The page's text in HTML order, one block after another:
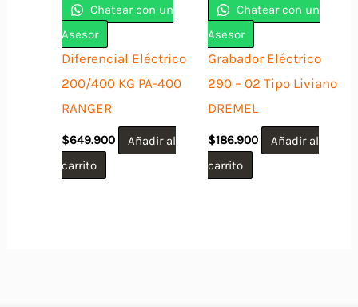
Chatear con un
Asesor
Diferencial Eléctrico
200/400 KG PA-400
RANGER
$649.900
Añadir al
carrito
Chatear con un
Asesor
Grabador Eléctrico
290 – 02 Tipo Liviano
DREMEL
$186.900
Añadir al
carrito